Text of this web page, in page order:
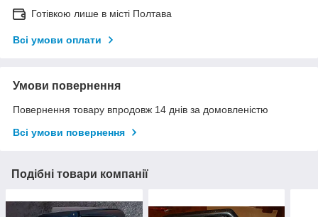
Готівкою лише в місті Полтава
Всі умови оплати
Умови повернення
Повернення товару впродовж 14 днів за домовленістю
Всі умови повернення
Подібні товари компанії